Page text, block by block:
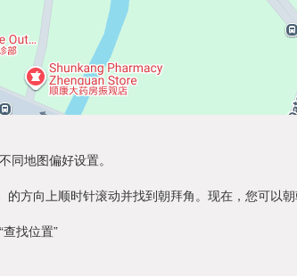
地图偏好设置。
方向上顺时针滚动并找到朝拜角。现在，您可以朝
找位置”